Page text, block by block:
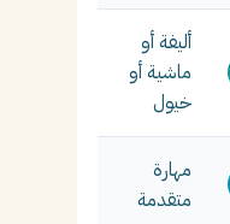
أليفة أو
ماشية أو
خيول
مهارة
متقدمة